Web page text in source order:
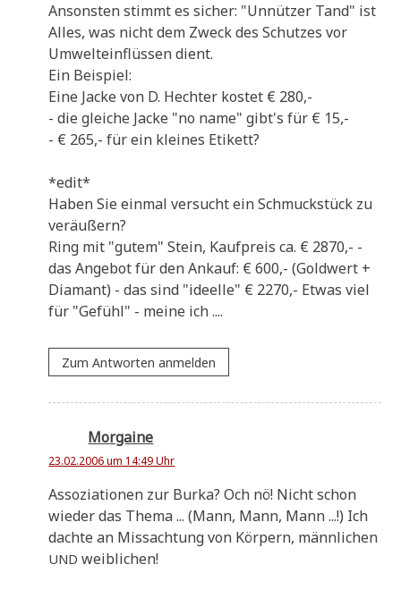
Anson­sten stimmt es sicher: "Unnüt­zer Tand" ist
Alles, was nicht dem Zweck des Schut­zes vor
Umwelt­ein­flüs­sen dient.
Ein Beispiel:
Eine Jacke von D. Hech­ter kostet € 280,-
- die glei­che Jacke "no name" gibt's für € 15,-
- € 265,- für ein klei­nes Etikett?
*edit*
Haben Sie ein­mal ver­sucht ein Schmuck­stück zu
veräußern?
Ring mit "gutem" Stein, Kauf­preis ca. € 2870,- -
das Ange­bot für den Ankauf: € 600,- (Gold­wert +
Dia­mant) - das sind "ideel­le" € 2270,- Etwas viel
für "Gefühl" - mei­ne ich ....
Zum Antworten anmelden
Morgaine
23.02.2006 um 14:49 Uhr
Asso­zia­tio­nen zur Bur­ka? Och nö! Nicht schon
wie­der das The­ma ... (Mann, Mann, Mann ...!) Ich
dach­te an Miss­ach­tung von Kör­pern, männ­li­chen
UND weiblichen!